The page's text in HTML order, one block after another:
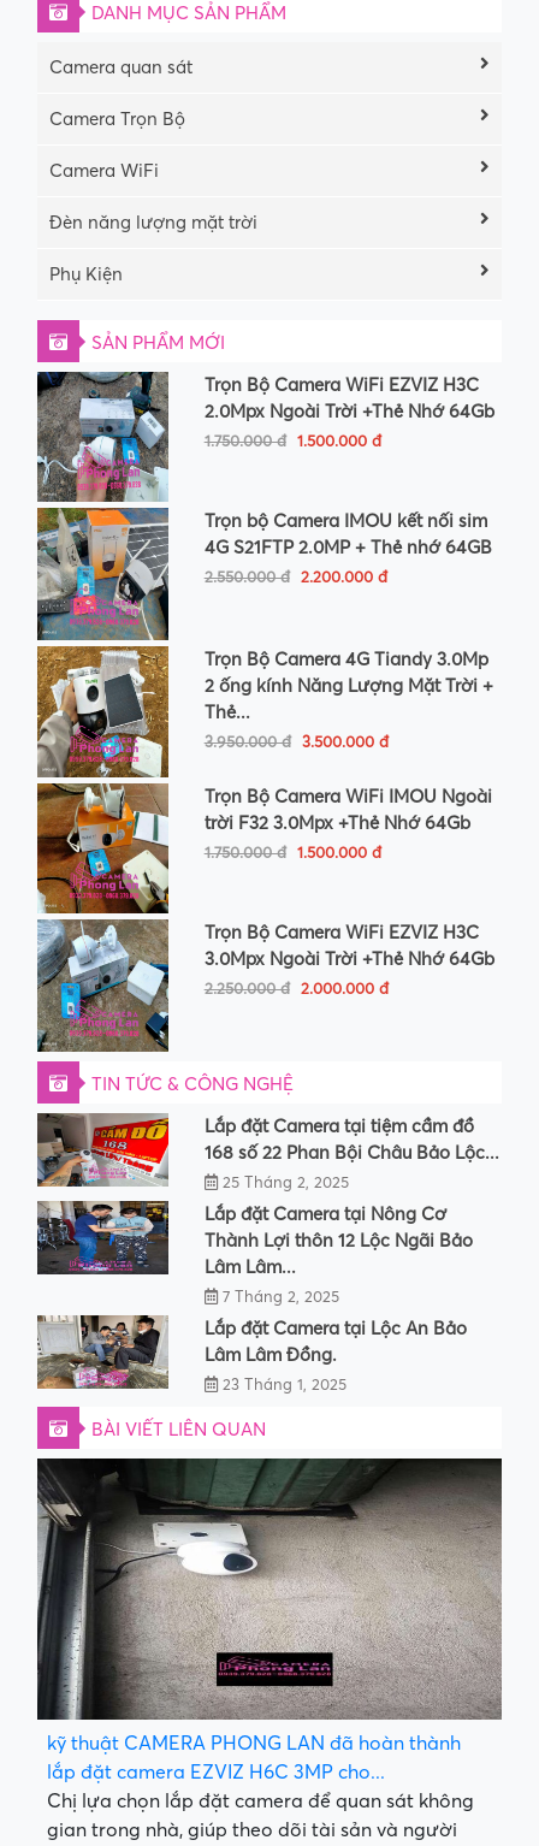
DANH MỤC SẢN PHẨM
Camera quan sát
Camera Trọn Bộ
Camera WiFi
Đèn năng lượng mặt trời
Phụ Kiện
SẢN PHẨM MỚI
Trọn Bộ Camera WiFi EZVIZ H3C
2.0Mpx Ngoài Trời +Thẻ Nhớ 64Gb
1.750.000 đ 1.500.000 đ
Trọn bộ Camera IMOU kết nối sim
4G S21FTP 2.0MP + Thẻ nhớ 64GB
2.550.000 đ 2.200.000 đ
Trọn Bộ Camera 4G Tiandy 3.0Mp
2 ống kính Năng Lượng Mặt Trời +
Thẻ...
3.950.000 đ 3.500.000 đ
Trọn Bộ Camera WiFi IMOU Ngoài
trời F32 3.0Mpx +Thẻ Nhớ 64Gb
1.750.000 đ 1.500.000 đ
Trọn Bộ Camera WiFi EZVIZ H3C
3.0Mpx Ngoài Trời +Thẻ Nhớ 64Gb
2.250.000 đ 2.000.000 đ
TIN TỨC & CÔNG NGHỆ
Lắp đặt Camera tại tiệm cầm đồ
168 số 22 Phan Bội Châu Bảo Lộc...
25 Tháng 2, 2025
Lắp đặt Camera tại Nông Cơ
Thành Lợi thôn 12 Lộc Ngãi Bảo
Lâm Lâm...
7 Tháng 2, 2025
Lắp đặt Camera tại Lộc An Bảo
Lâm Lâm Đồng.
23 Tháng 1, 2025
BÀI VIẾT LIÊN QUAN
kỹ thuật CAMERA PHONG LAN đã hoàn thành
lắp đặt camera EZVIZ H6C 3MP cho...
Chị lựa chọn lắp đặt camera để quan sát không
gian trong nhà, giúp theo dõi tài sản và người